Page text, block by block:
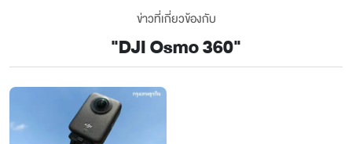
ข่าวที่เกี่ยวข้องกับ
"DJI Osmo 360"